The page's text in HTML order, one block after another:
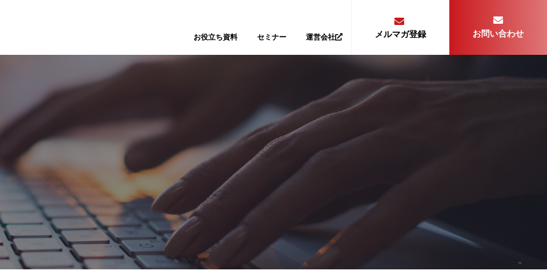
お役立ち資料 セミナー 運営会社 メルマガ登録 お問い合わせ